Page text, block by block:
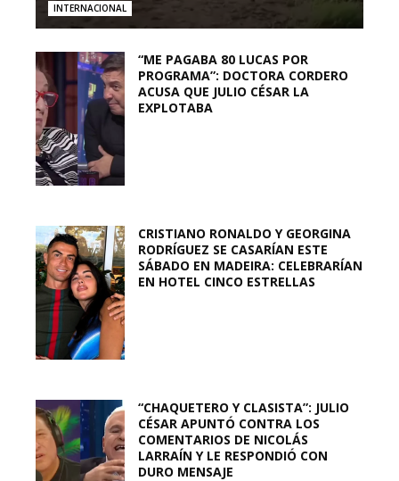
INTERNACIONAL
“ME PAGABA 80 LUCAS POR
PROGRAMA”: DOCTORA CORDERO
ACUSA QUE JULIO CÉSAR LA
EXPLOTABA
CRISTIANO RONALDO Y GEORGINA
RODRÍGUEZ SE CASARÍAN ESTE
SÁBADO EN MADEIRA: CELEBRARÍAN
EN HOTEL CINCO ESTRELLAS
“CHAQUETERO Y CLASISTA”: JULIO
CÉSAR APUNTÓ CONTRA LOS
COMENTARIOS DE NICOLÁS
LARRAÍN Y LE RESPONDIÓ CON
DURO MENSAJE